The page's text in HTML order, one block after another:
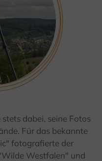
dabei, seine Fotos
Für das bekannte
fotografierte der
Westfalen" und